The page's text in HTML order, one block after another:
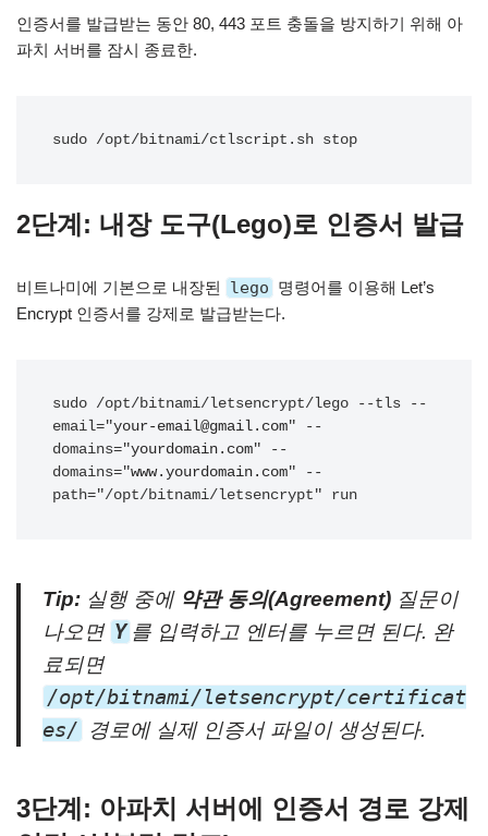
인증서를 발급받는 동안 80, 443 포트 충돌을 방지하기 위해 아
파치 서버를 잠시 종료한.
sudo /opt/bitnami/ctlscript.sh stop
2단계: 내장 도구(Lego)로 인증서 발급
비트나미에 기본으로 내장된 lego 명령어를 이용해 Let’s
Encrypt 인증서를 강제로 발급받는다.
sudo /opt/bitnami/letsencrypt/lego --tls --
email="your-email@gmail.com" --
domains="yourdomain.com" --
domains="www.yourdomain.com" --
path="/opt/bitnami/letsencrypt" run
Tip: 실행 중에 약관 동의(Agreement) 질문이
나오면 Y 를 입력하고 엔터를 누르면 된다. 완
료되면
/opt/bitnami/letsencrypt/certificat
es/ 경로에 실제 인증서 파일이 생성된다.
3단계: 아파치 서버에 인증서 경로 강제